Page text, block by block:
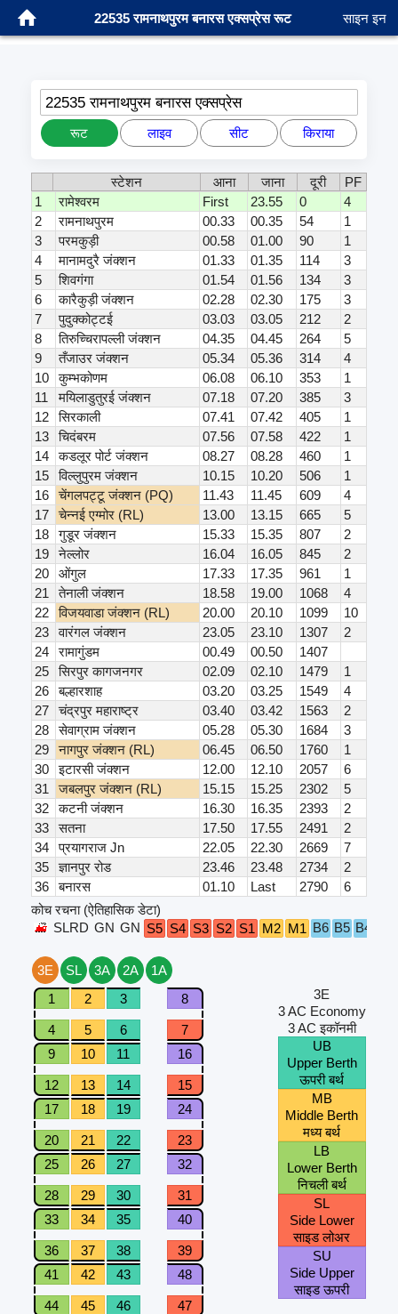
22535 रामनाथपुरम बनारस एक्सप्रेस रूट साइन इन
22535 रामनाथपुरम बनारस एक्सप्रेस
रूट लाइव सीट किराया
स्टेशन आना जाना दूरी
PF
1
रामेश्वरम First 23.55 0
4
2
रामनाथपुरम 00.33 00.35 54
1
3
परमकुड़ी 00.58 01.00 90
1
4
मानामदुरै जंक्शन 01.33 01.35 114
3
5
शिवगंगा 01.54 01.56 134
3
6
कारैकुड़ी जंक्शन 02.28 02.30 175
3
7
पुदुक्कोट्टई 03.03 03.05 212
2
8
तिरुच्चिरापल्ली जंक्शन 04.35 04.45 264
5
9
तँजाउर जंक्शन 05.34 05.36 314
4
10
कुम्भकोणम 06.08 06.10 353
1
11
मयिलाडुतुरई जंक्शन 07.18 07.20 385
3
12
सिरकाली 07.41 07.42 405
1
13
चिदंबरम 07.56 07.58 422
1
14
कडलूर पोर्ट जंक्शन 08.27 08.28 460
1
15
विल्लुपुरम जंक्शन 10.15 10.20 506
1
16
चेंगलपट्टू जंक्शन (PQ) 11.43 11.45 609
4
17
चेन्नई एग्मोर (RL) 13.00 13.15 665
5
18
गुडूर जंक्शन 15.33 15.35 807
2
19
नेल्लोर 16.04 16.05 845
2
20
ओंगुल 17.33 17.35 961
1
21
तेनाली जंक्शन 18.58 19.00 1068
4
22
विजयवाडा जंक्शन (RL) 20.00 20.10 1099
10
23
वारंगल जंक्शन 23.05 23.10 1307
2
24
रामागुंडम 00.49 00.50
1407
25
सिरपुर कागजनगर 02.09 02.10 1479
1
26
बल्हारशाह 03.20 03.25 1549
4
27
चंद्रपुर महाराष्ट्र 03.40 03.42 1563
2
28
सेवाग्राम जंक्शन 05.28 05.30 1684
3
29
नागपुर जंक्शन (RL) 06.45 06.50 1760
1
30
इटारसी जंक्शन 12.00 12.10 2057
6
31
जबलपुर जंक्शन (RL) 15.15 15.25 2302
5
32
कटनी जंक्शन 16.30 16.35 2393
2
33
सतना 17.50 17.55 2491
2
34
प्रयागराज Jn 22.05 22.30 2669
7
35
ज्ञानपुर रोड 23.46 23.48 2734
2
36
बनारस 01.10 Last 2790
6
कोच रचना (ऐतिहासिक डेटा)
SLRD GN GN S5 S4 S3 S2 S1 M2 M1 B6 B5 B4
3E SL 3A 2A
1A
1
2 3 8
4 5 6
7
9
10 11 16
12 13 14
15
17
18 19 24
20 21 22
23
25
26 27 32
28 29 30
31
33
34 35 40
36 37 38
39
41
42 43 48
44 45 46
47
3E
3 AC Economy
3 AC इकॉनमी
UB
Upper Berth
ऊपरी बर्थ
MB
Middle Berth
मध्य बर्थ
LB
Lower Berth
निचली बर्थ
SL
Side Lower
साइड लोअर
SU
Side Upper
साइड ऊपरी